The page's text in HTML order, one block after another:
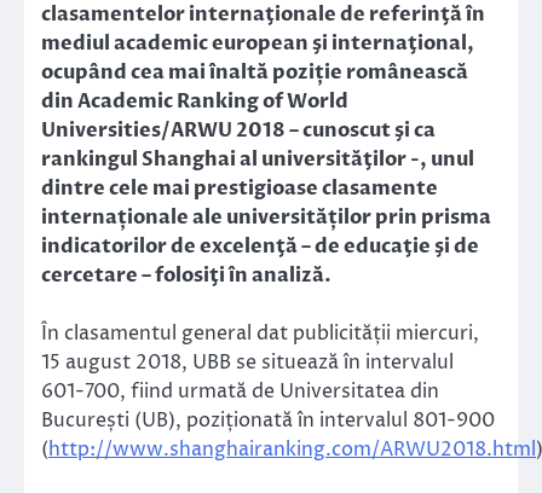
clasamentelor internaţionale de referinţă în
mediul academic european şi internaţional,
ocupând cea mai înaltă poziție românească
din Academic Ranking of World
Universities/ARWU 2018 – cunoscut şi ca
rankingul Shanghai al universităţilor -, unul
dintre cele mai prestigioase clasamente
internaționale ale universităților prin prisma
indicatorilor de excelenţă – de educaţie şi de
cercetare – folosiţi în analiză.
În clasamentul general dat publicității miercuri,
15 august 2018, UBB se situează în intervalul
601-700, fiind urmată de Universitatea din
București (UB), poziționată în intervalul 801-900
(http://www.shanghairanking.com/ARWU2018.html